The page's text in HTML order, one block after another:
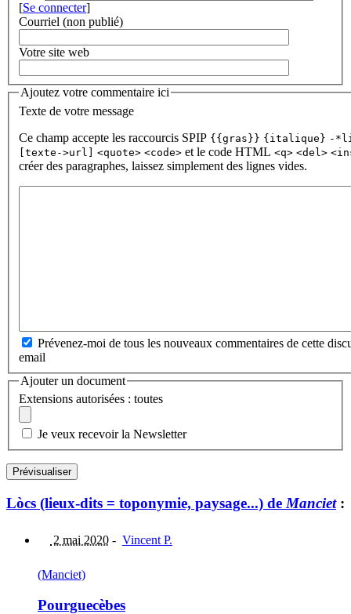
[Se connecter]
Courriel (non publié)
Votre site web
Ajoutez votre commentaire ici
Texte de votre message
Ce champ accepte les raccourcis SPIP {{gras}} {italique} -
[texte->url]
<quote> <code> et le code HTML <q> <del>
créer des paragraphes, laissez simplement des lignes vides.
Prévenez-moi de tous les nouveaux commentaires de cette
email
Ajouter un document
Extensions autorisées : toutes
Je veux recevoir la Newsletter
Lòcs (lieux-dits = toponymie, paysage...) de Manciet:
2 mai 2020 - Vincent P.
(Manciet)
Pourguecèbes